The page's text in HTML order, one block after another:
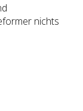
nichts